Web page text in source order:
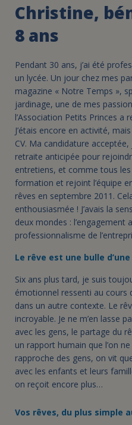
Christine,
8 ans
Pendant 30 ans, j’ai été
un lycée. Un jour chez mes
magazine « Notre Temps »,
jardinage, une de mes
l’Association Petits Princes
J’étais encore en activité,
CV. Ma candidature acceptée,
retraite anticipée pour
entretiens, et comme tous les
formation et rejoint l’équipe
rêves en septembre 2011.
enthousiasmée ! J’avais la
deux mondes : l’engagement
professionnalisme de
Le rêve est une bulle
Six ans plus tard, je suis
émotionnel ressenti au cours
dans un autre contexte. Le
incroyable. Je ne m’en lasse
avec les gens, le partage du
un rapport humain que l’on
rapproche des gens, on vit
avec les enfants et leurs
on reçoit encore plus…
Vos rêves, du plus simple